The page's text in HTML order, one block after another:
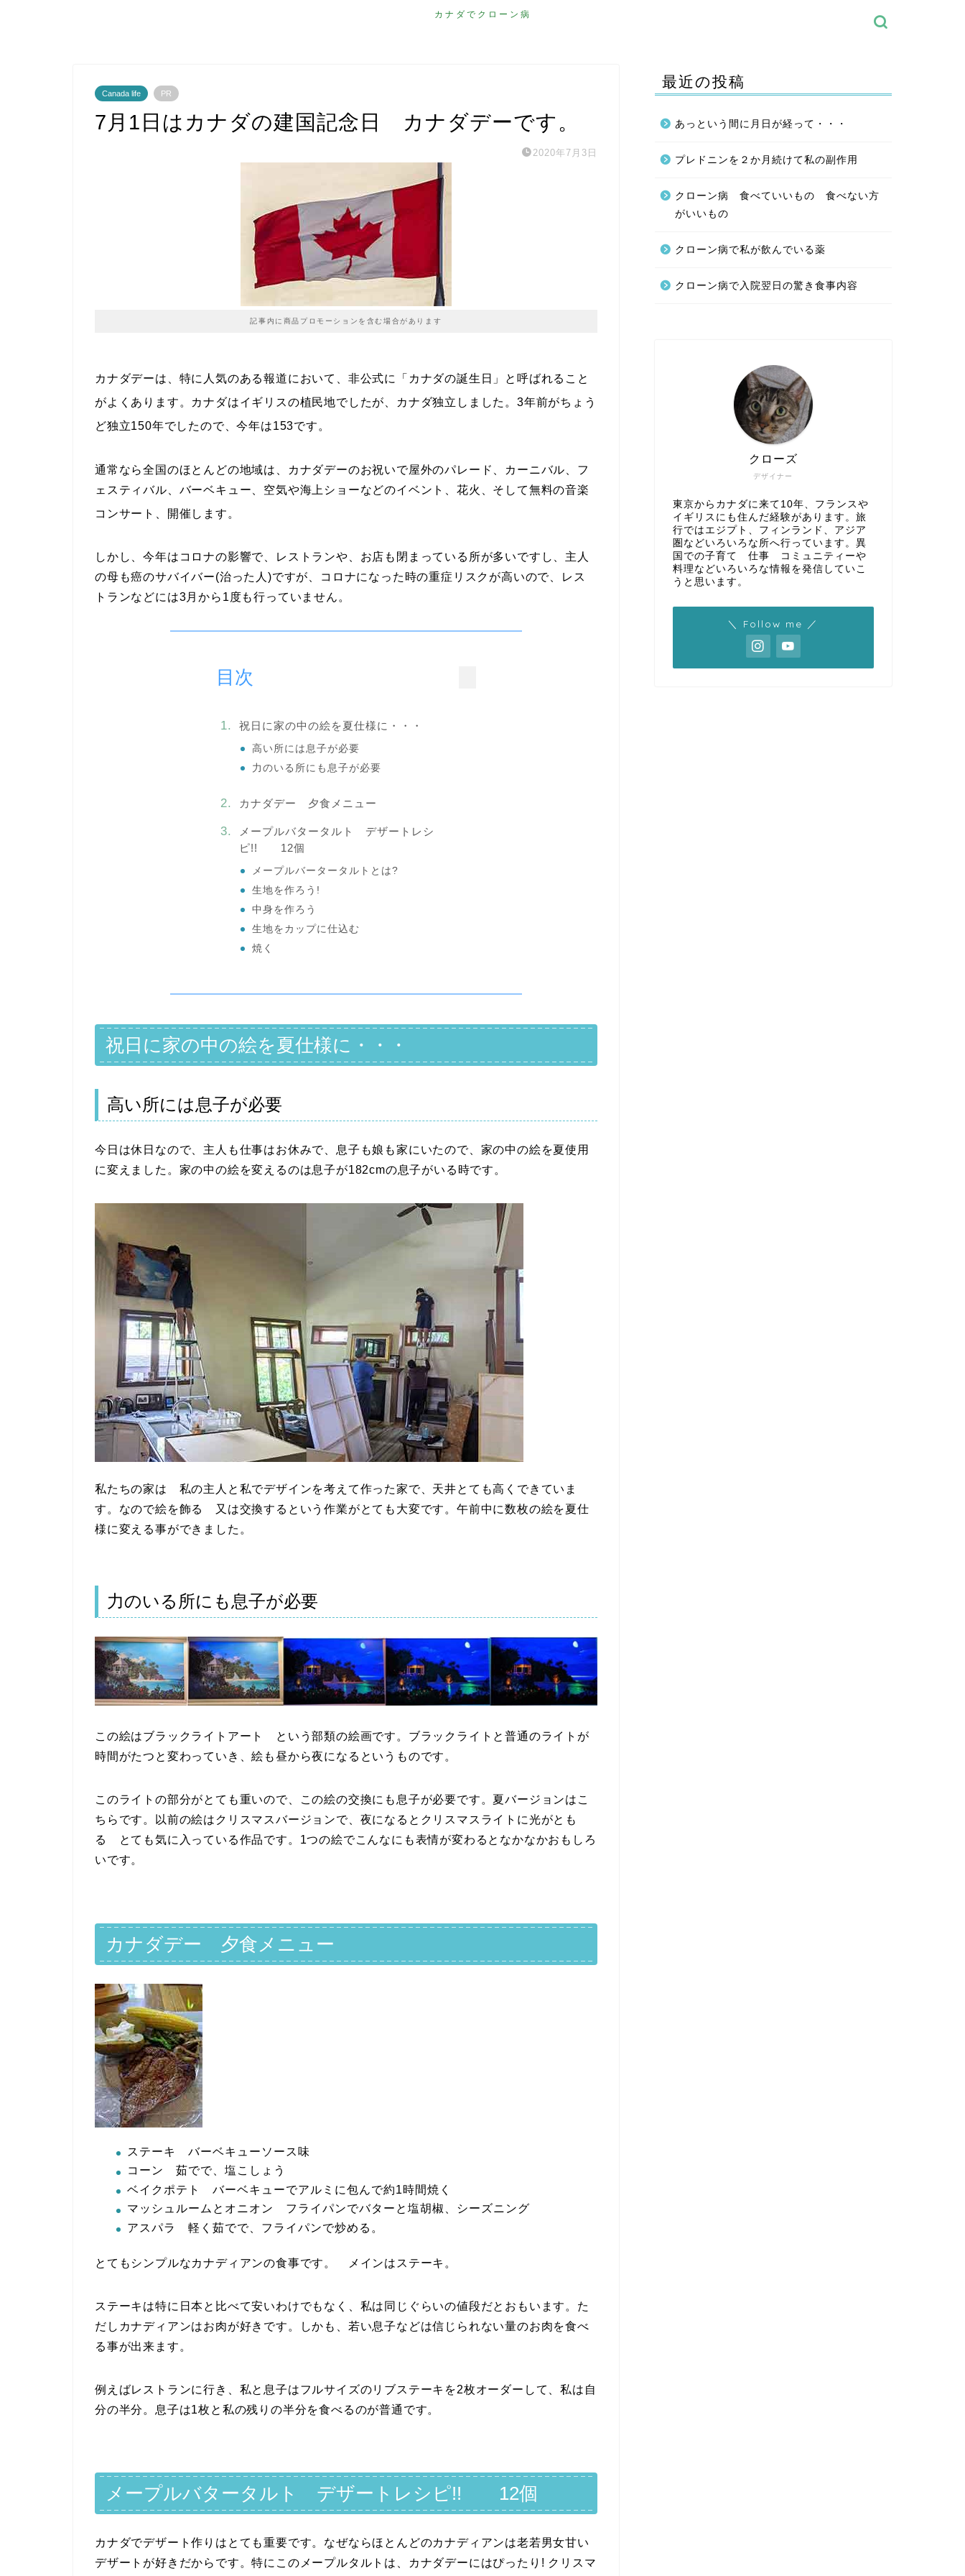
カナダでクローン病
Canada life PR
7月1日はカナダの建国記念日 カナダデーです。
2020年7月3日
記事内に商品プロモーションを含む場合があります
カナダデーは、特に人気のある報道において、非公式に「カナダの誕生日」と呼ばれること
がよくあります。 カナダはイギリスの植民地でしたが、カナダ独立しました。3年前がちょう
ど独立150年でしたので、今年は153です。
通常なら全国のほとんどの地域は、カナダデーのお祝いで屋外のパレード、カーニバル、フ
ェスティバル、バーベキュー、空気や海上ショーなどのイベント、花火、そして無料の音楽
コンサート、開催します。
しかし、今年はコロナの影響で、レストランや、お店も閉まっている所が多いですし、主人
の母も癌のサバイバー(治った人)ですが、コロナになった時の重症リスクが高いので、レス
トランなどには3月から1度も行っていません。
目次
祝日に家の中の絵を夏仕様に・・・
高い所には息子が必要
力のいる所にも息子が必要
カナダデー 夕食メニュー
メープルバタータルト デザートレシ
ピ!! 12個
メープルバータータルトとは?
生地を作ろう!
中身を作ろう
生地をカップに仕込む
焼く
祝日に家の中の絵を夏仕様に・・・
高い所には息子が必要
今日は休日なので、主人も仕事はお休みで、息子も娘も家にいたので、家の中の絵を夏使用
に変えました。家の中の絵を変えるのは息子が182cmの息子がいる時です。
私たちの家は 私の主人と私でデザインを考えて作った家で、天井とても高くできていま
す。なので絵を飾る 又は交換するという作業がとても大変です。午前中に数枚の絵を夏仕
様に変える事ができました。
力のいる所にも息子が必要
この絵はブラックライトアート という部類の絵画です。ブラックライトと普通のライトが
時間がたつと変わっていき、絵も昼から夜になるというものです。
このライトの部分がとても重いので、この絵の交換にも息子が必要です。夏バージョンはこ
ちらです。以前の絵はクリスマスバージョンで、夜になるとクリスマスライトに光がとも
る とても気に入っている作品です。1つの絵でこんなにも表情が変わるとなかなかおもしろ
いです。
カナダデー 夕食メニュー
ステーキ バーベキューソース味
コーン 茹でで、塩こしょう
ベイクポテト バーベキューでアルミに包んで約1時間焼く
マッシュルームとオニオン フライパンでバターと塩胡椒、シーズニング
アスパラ 軽く茹でで、フライパンで炒める。
とてもシンプルなカナディアンの食事です。 メインはステーキ。
ステーキは特に日本と比べて安いわけでもなく、私は同じぐらいの値段だとおもいます。た
だしカナディアンはお肉が好きです。しかも、若い息子などは信じられない量のお肉を食べ
る事が出来ます。
例えばレストランに行き、私と息子はフルサイズのリブステーキを2枚オーダーして、私は自
分の半分。息子は1枚と私の残りの半分を食べるのが普通です。
メープルバタータルト デザートレシピ!! 12個
カナダでデザート作りはとても重要です。なぜならほとんどのカナディアンは老若男女甘い
デザートが好きだからです。特にこのメープルタルトは、カナダデーにはぴったり! クリスマ
最近の投稿
あっという間に月日が経って・・・
プレドニンを２か月続けて私の副作用
クローン病 食べていいもの 食べない方
がいいもの
クローン病で私が飲んでいる薬
クローン病で入院翌日の驚き食事内容
デザイナー
クローズ
東京からカナダに来て10年、フランスや
イギリスにも住んだ経験があります。旅
行ではエジプト、フィンランド、アジア
圏などいろいろな所へ行っています。異
国での子育て 仕事 コミュニティーや
料理などいろいろな情報を発信していこ
うと思います。
＼ Follow me ／